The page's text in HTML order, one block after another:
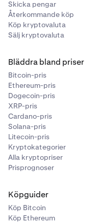
Om din bank har
automatiskt när du
rekommenderar att
information om
•
Var hittar jag mina
När du vill sätta in
Banköverföring/
där hittar du
överföring.
Läs vår artikel
Hur
vårt
supportteam
behöver mer hjälp.
Skicka pengar
Återkommande köp
Köp kryptovaluta
Sälj kryptovaluta
Bläddra bland priser
Bitcoin-pris
Ethereum-pris
Dogecoin-pris
XRP-pris
Cardano-pris
Solana-pris
Litecoin-pris
Kryptokategorier
Alla kryptopriser
Prisprognoser
Köpguider
Köp Bitcoin
Köp Ethereum